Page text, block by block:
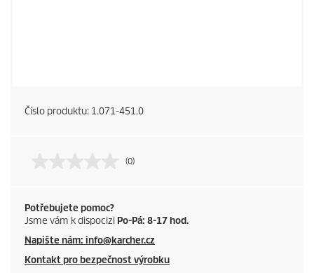
Číslo produktu: 1.071-451.0
(0)
Potřebujete pomoc?
Jsme vám k dispocizi Po-Pá: 8-17 hod.
Napište nám: info@karcher.cz
Kontakt pro bezpečnost výrobku